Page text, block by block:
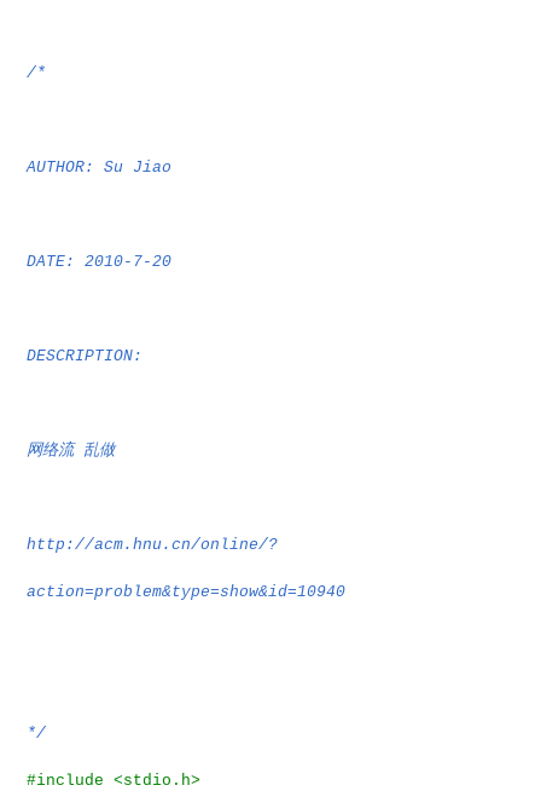
/*
AUTHOR: Su Jiao
DATE: 2010-7-20
DESCRIPTION:
网络流 乱做
http://acm.hnu.cn/online/?
action=problem&type=show&id=10940
*/
#include <stdio.h>